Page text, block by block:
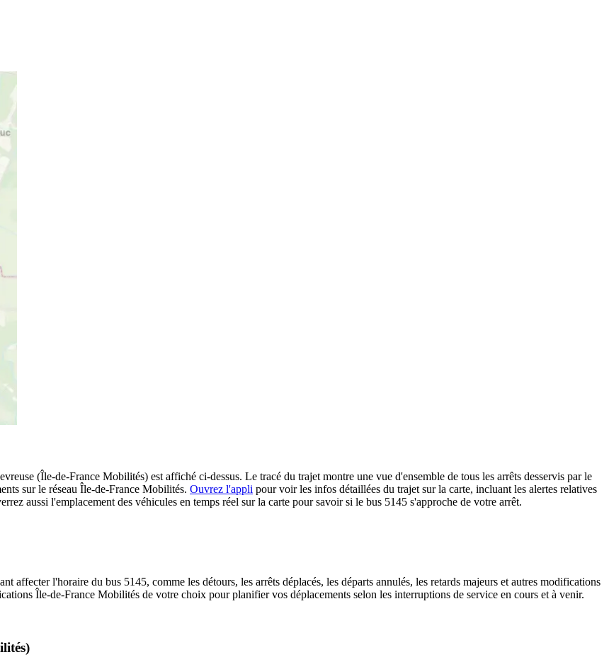
(Île-de-France Mobilités) est affiché ci-dessus. Le tracé du trajet montre une vue d'ensemble de tous les arrêts desservis par le
sur le réseau Île-de-France Mobilités. Ouvrez l'appli pour voir les infos détaillées du trajet sur la carte, incluant les alertes relatives
aussi l'emplacement des véhicules en temps réel sur la carte pour savoir si le bus 5145 s'approche de votre arrêt.
affecter l'horaire du bus 5145, comme les détours, les arrêts déplacés, les départs annulés, les retards majeurs et autres modifications
Île-de-France Mobilités de votre choix pour planifier vos déplacements selon les interruptions de service en cours et à venir.